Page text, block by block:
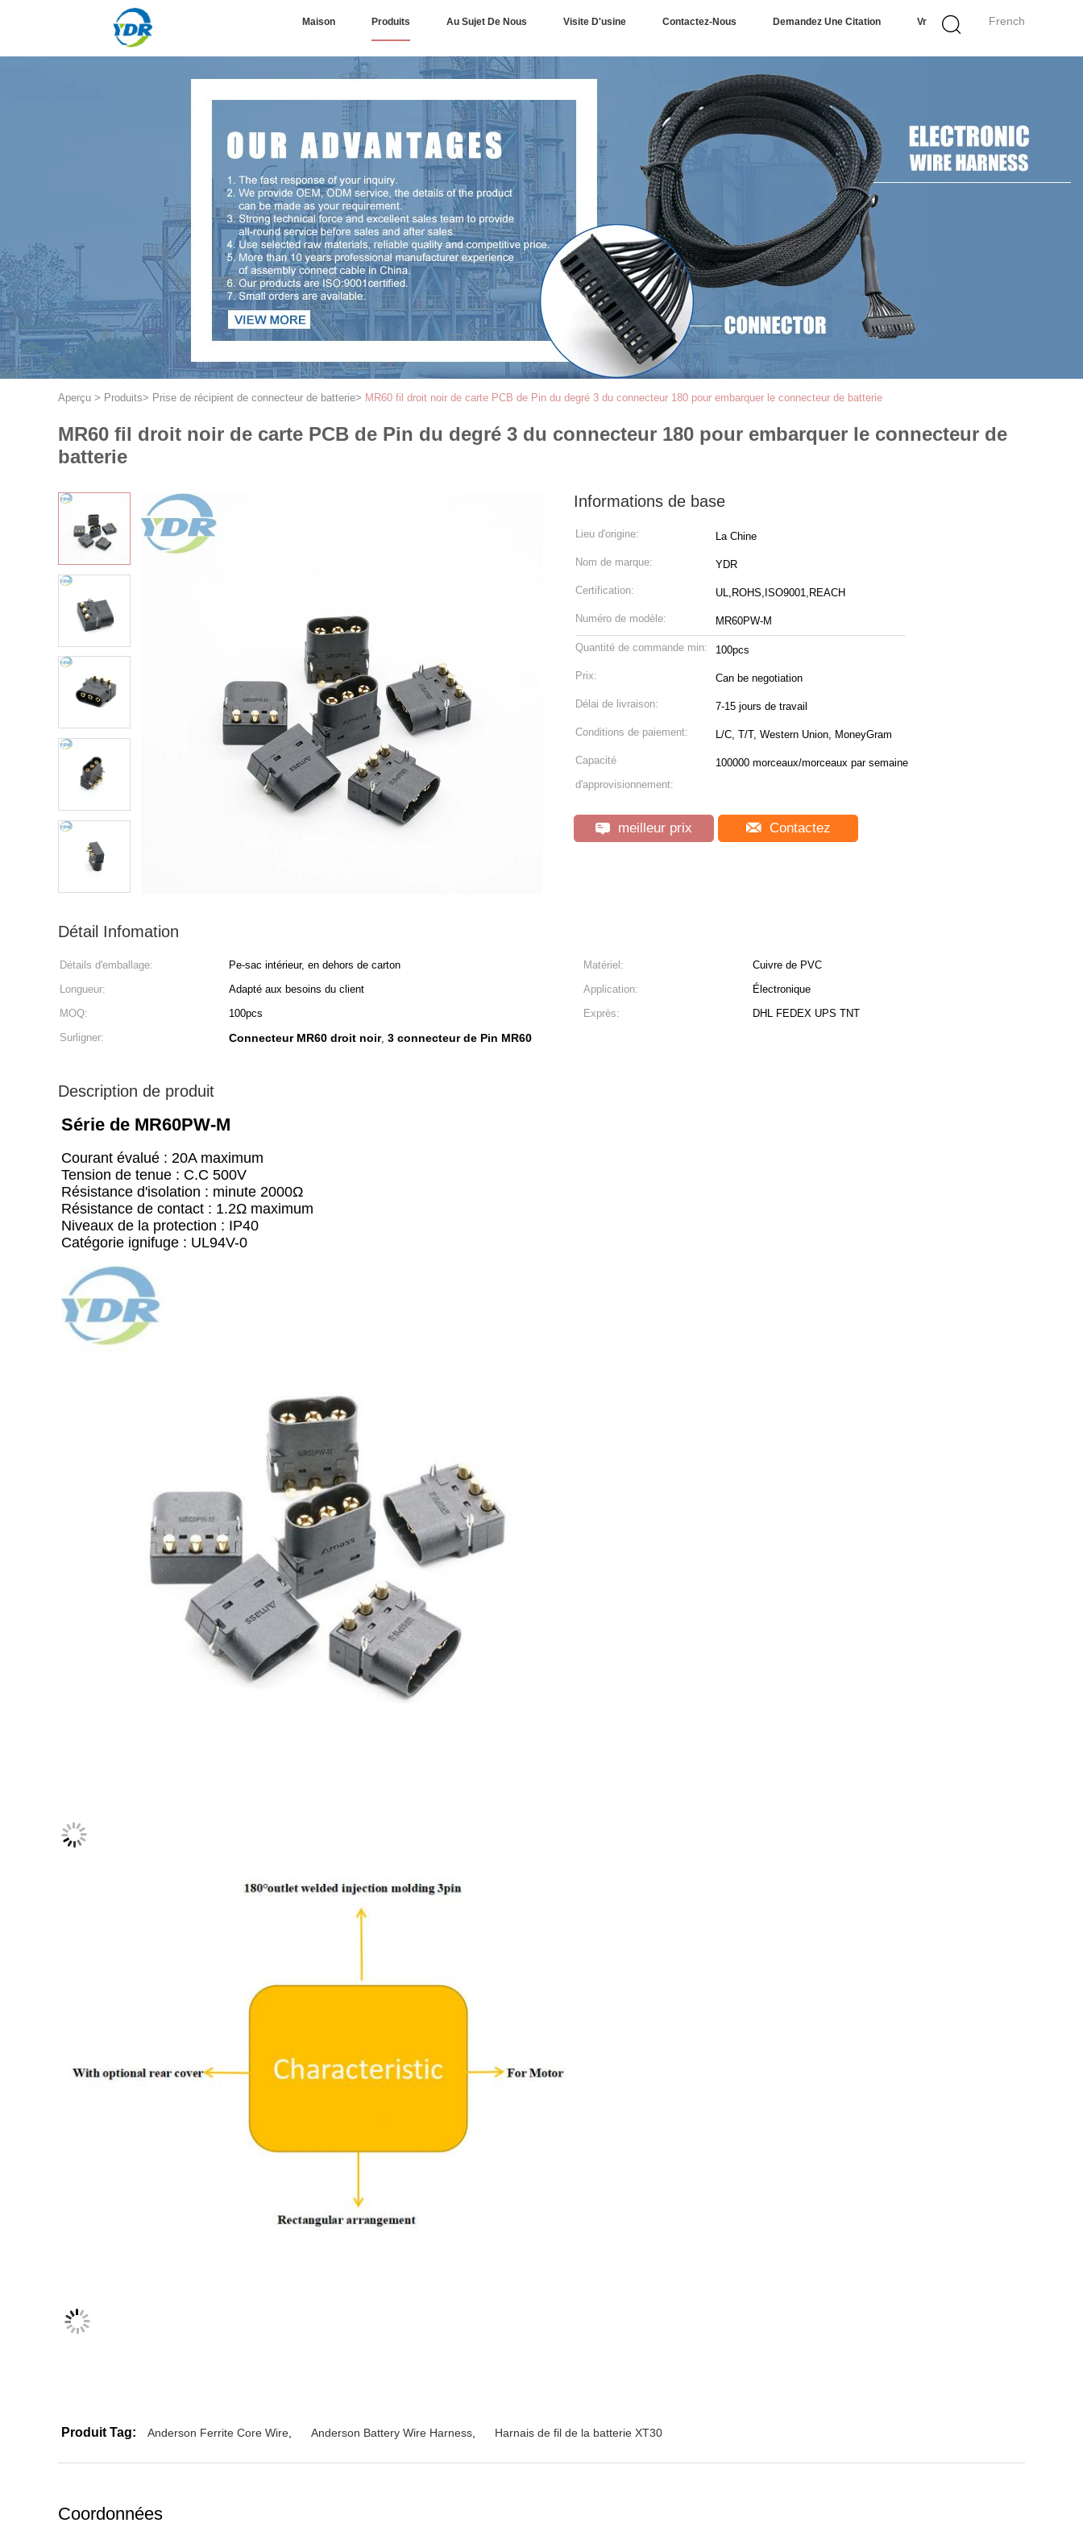
French
Maison Produits Au Sujet De Nous Visite D'usine Contactez-Nous Demandez Une Citation Vr
Aperçu > Produits> Prise de récipient de connecteur de batterie> MR60 fil droit noir de carte PCB de Pin du degré 3 du connecteur 180 pour embarquer le connecteur de batterie
MR60 fil droit noir de carte PCB de Pin du degré 3 du connecteur 180 pour embarquer le connecteur de
batterie
Informations de base
Lieu d'origine: La Chine
Nom de marque: YDR
Certification: UL,ROHS,ISO9001,REACH
Numéro de modèle: MR60PW-M
Quantité de commande min: 100pcs
Prix: Can be negotiation
Délai de livraison: 7-15 jours de travail
Conditions de paiement: L/C, T/T, Western Union, MoneyGram
Capacité
d'approvisionnement:
100000 morceaux/morceaux par semaine
meilleur prix Contactez
Détail Infomation
Détails d'emballage: Pe-sac intérieur, en dehors de carton Matériel:
Cuivre de PVC
Longueur:
Adapté aux besoins du client Application:
Électronique
MOQ:
100pcs Exprès:
DHL FEDEX UPS TNT
Surligner:
Connecteur MR60 droit noir, 3 connecteur de Pin MR60
Description de produit
Série de MR60PW-M
Courant évalué : 20A maximum
Tension de tenue : C.C 500V
Résistance d'isolation : minute 2000Ω
Résistance de contact : 1.2Ω maximum
Niveaux de la protection : IP40
Catégorie ignifuge : UL94V-0
Produit Tag: Anderson Ferrite Core Wire, Anderson Battery Wire Harness, Harnais de fil de la batterie XT30
Coordonnées